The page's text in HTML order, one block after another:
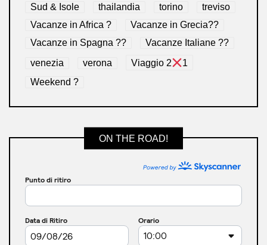
Sud & Isole
thailandia torino
treviso
Vacanze in Africa ?
Vacanze in Grecia??
Vacanze in Spagna ??
Vacanze Italiane ??
venezia verona Viaggio 2
1
Weekend ?
ON THE ROAD!